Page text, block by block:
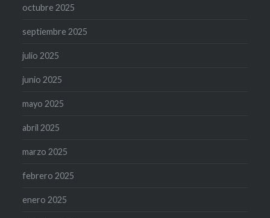
octubre 2025
septiembre 2025
julio 2025
junio 2025
mayo 2025
abril 2025
marzo 2025
febrero 2025
enero 2025